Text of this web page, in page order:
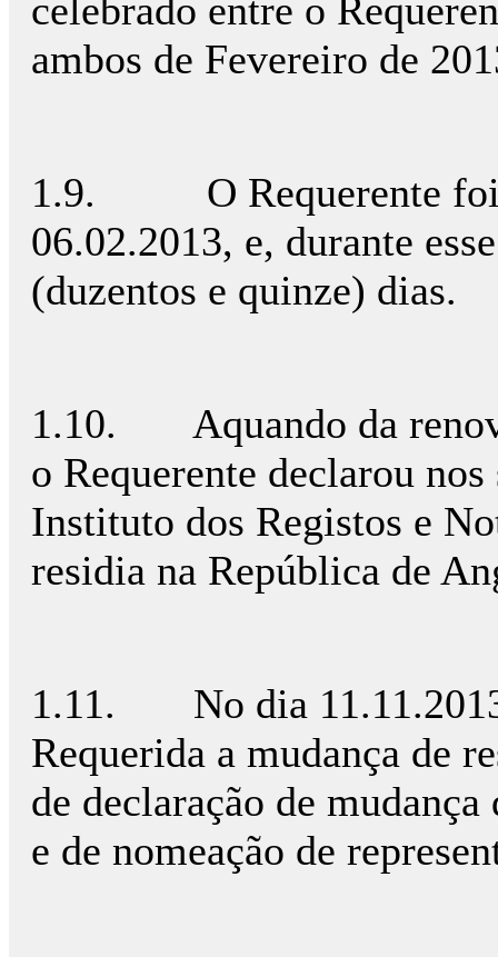
celebrado entre o
ambos de Fevereiro de
1.9. O Requerente foi
06.02.2013, e, durante
(duzentos e quinze) dias.
1.10. Aquando da
o Requerente declarou
Instituto dos Registos e
residia na República de
1.11. No dia
Requerida a mudança de
de declaração de
e de nomeação de